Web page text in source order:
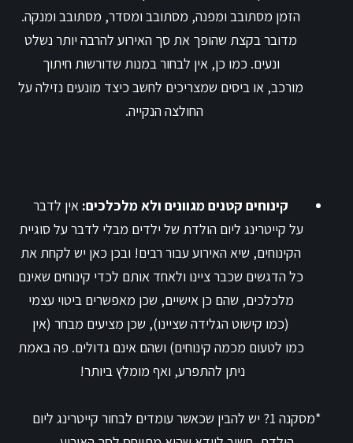
הזמן מסתובב ומפנה, מסתובב ומסדר, מסתובב ומנקה.
מדובר בקצת שהופך את סך האירוע להרבה יותר נשלט
ונעים. כמו כן, אין לבחור במנות שדורשות חיתוך
מורכב, או ביסים שמצריכים לחשב כיצד מונעים נזילה על
החולצה הנקייה.
קינוחים קטנים מגוונים ולא מלכלכים: אין לדבר
על קייטרינג ליום הולדת של ילדים מבלי לדבר על סוגיית
הקינוחים, שיא האירוע עבור רבים! ובכן כאן יש לקחת את
כל הדגשים שכבר ציינו ולאחד אותם לכדי קינוחים שאינם
מלכלכים, שהם כן אישיים, שכן מאפשרים ביטוי עצמי
(כמו קישוט הגלידה שציינו), שכן מציעים מבחר (אין
כמו לטעום מכמה קינוחים) ושהם אינם גדולים. פה באמת
ניתן להתפרע, ואף מומלץ ביותר!
*מסקנה 1? יש להבין שכאשר עומדים לבחור
קייטרינג ליום